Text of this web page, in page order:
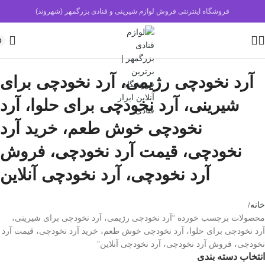
فروشگاه اینترنتی فروش لوازم شیرینی و قنادی بزرگمهر (شهروند)
آرد نخودچی رژیمی، آرد نخودچی برای
شیرینی، آرد نخودچی برای حلوا، آرد
نخودچی خوش طعم، خرید آرد
نخودچی، قیمت آرد نخودچی، فروش
آرد نخودچی، آرد نخودچی آنلاین
خانه
محصولات برچسب خورده “آرد نخودچی رژیمی، آرد نخودچی برای شیرینی،
آرد نخودچی برای حلوا، آرد نخودچی خوش طعم، خرید آرد نخودچی، قیمت آرد
نخودچی، فروش آرد نخودچی، آرد نخودچی آنلاین”
انتخاب دسته بندی